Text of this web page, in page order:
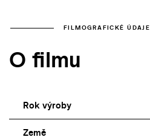
FILMOGRAFICKÉ ÚDAJE
O filmu
Rok výroby
Země